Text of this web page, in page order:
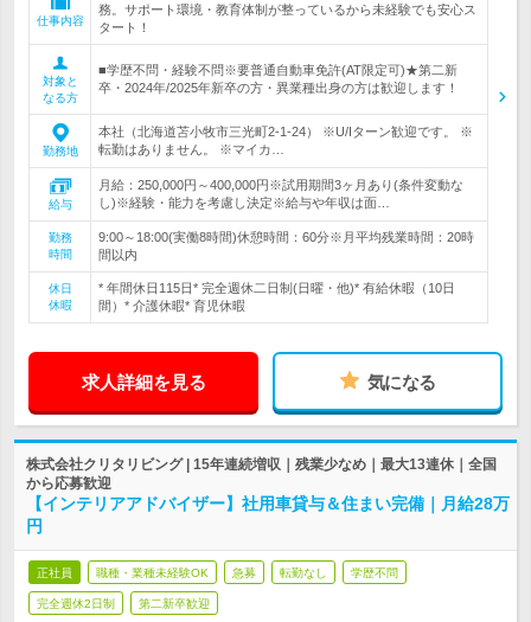
仕事内容
務。サポート環境・教育体制が整っているから未経験でも安心ス
タート！
対象と
なる方
■学歴不問・経験不問※要普通自動車免許(AT限定可)★第二新
卒・2024年/2025年新卒の方・異業種出身の方は歓迎します！
勤務地
本社（北海道苫小牧市三光町2‐1‐24） ※U/Iターン歓迎です。 ※
転勤はありません。 ※マイカ…
給与
月給：250,000円～400,000円※試用期間3ヶ月あり(条件変動な
し)※経験・能力を考慮し決定※給与や年収は面…
勤務
時間
9:00～18:00(実働8時間)休憩時間：60分※月平均残業時間：20時
間以内
休日
休暇
* 年間休日115日* 完全週休二日制(日曜・他)* 有給休暇（10日
間）* 介護休暇* 育児休暇
求人詳細を見る 気になる
株式会社クリタリビング | 15年連続増収｜残業少なめ｜最大13連休｜全国
から応募歓迎
【インテリアアドバイザー】社用車貸与＆住まい完備｜月給28万
円
正社員 職種・業種未経験OK 急募 転勤なし 学歴不問
完全週休2日制 第二新卒歓迎